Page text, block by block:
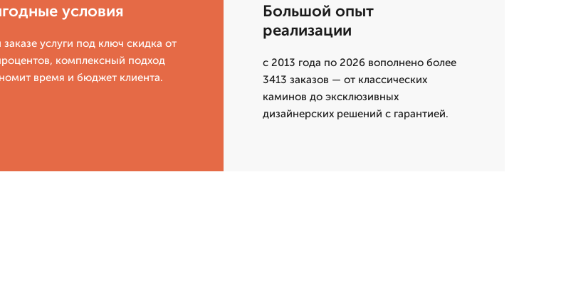
условия
услуги под ключ скидка от
комплексный подход
время и бюджет клиента.
Большой опыт
реализации
с 2013 года по 2026 вополнено более
3413 заказов — от классических
каминов до эксклюзивных
дизайнерских решений с гарантией.